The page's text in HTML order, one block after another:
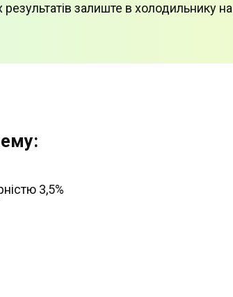
залиште в холодильнику на
3,5%